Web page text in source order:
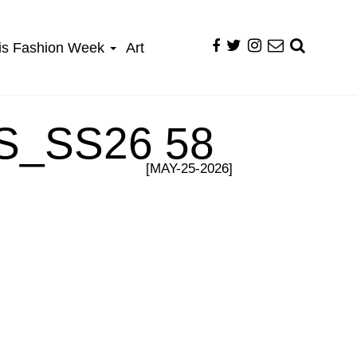
Fashion Week Art
58
[MAY-25-2026]